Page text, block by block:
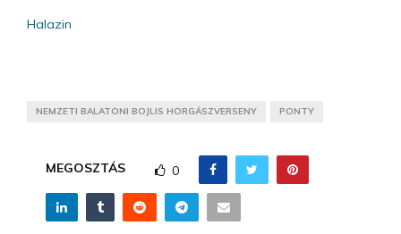
Halazin
NEMZETI BALATONI BOJLIS HORGÁSZVERSENY PONTY
MEGOSZTÁS 0